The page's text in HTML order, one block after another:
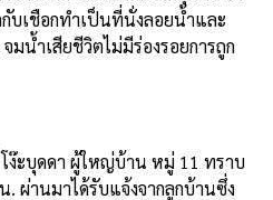
บเชือกทำเป็นที่นั่งลอยน้ำและ
น้ำเสียชีวิตไม่มีร่องรอยการถูก
ง๊ะบุดดา ผู้ใหญ่บ้าน หมู่ 11 ทราบ
. ผ่านมาได้รับแจ้งจากลูกบ้านซึ่ง